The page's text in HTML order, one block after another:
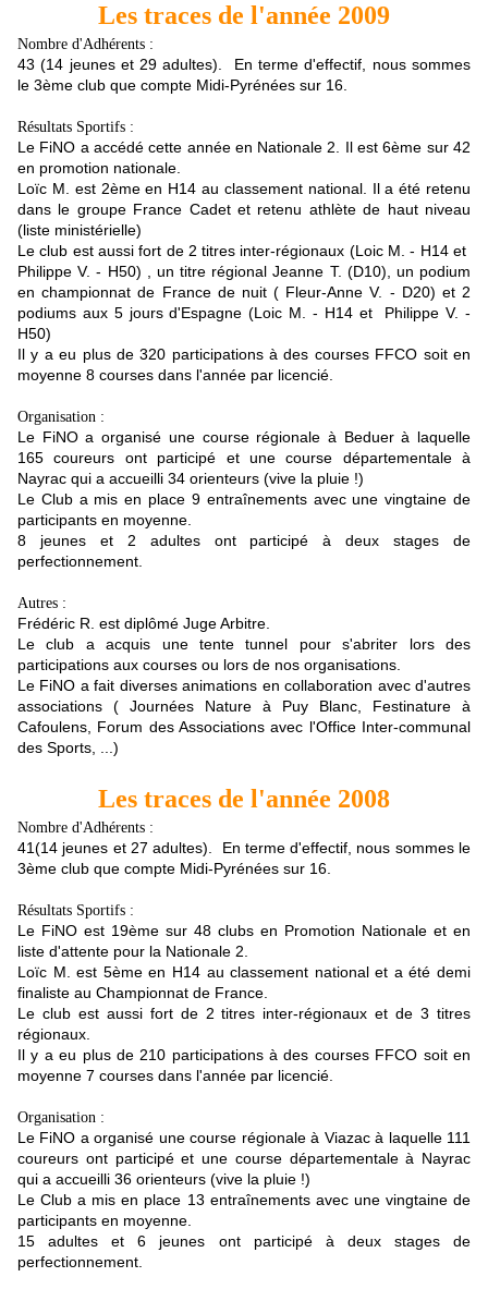
Les traces de l'année 2009
Nombre d'Adhérents :
43 (14 jeunes et 29 adultes). En terme d'effectif, nous sommes
le 3ème club que compte Midi-Pyrénées sur 16.
Résultats Sportifs :
Le FiNO a accédé cette année en Nationale 2. Il est 6ème sur 42
en promotion nationale.
Loïc M. est 2ème en H14 au classement national. Il a été retenu
dans le groupe France Cadet et retenu athlète de haut niveau
(liste ministérielle)
Le club est aussi fort de 2 titres inter-régionaux (Loic M. - H14 et
Philippe V. - H50) , un titre régional Jeanne T. (D10), un podium
en championnat de France de nuit ( Fleur-Anne V. - D20) et 2
podiums aux 5 jours d'Espagne (Loic M. - H14 et Philippe V. -
H50)
Il y a eu plus de 320 participations à des courses FFCO soit en
moyenne 8 courses dans l'année par licencié.
Organisation :
Le FiNO a organisé une course régionale à Beduer à laquelle
165 coureurs ont participé et une course départementale à
Nayrac qui a accueilli 34 orienteurs (vive la pluie !)
Le Club a mis en place 9 entraînements avec une vingtaine de
participants en moyenne.
8 jeunes et 2 adultes ont participé à deux stages de
perfectionnement.
Autres :
Frédéric R. est diplômé Juge Arbitre.
Le club a acquis une tente tunnel pour s'abriter lors des
participations aux courses ou lors de nos organisations.
Le FiNO a fait diverses animations en collaboration avec d'autres
associations ( Journées Nature à Puy Blanc, Festinature à
Cafoulens, Forum des Associations avec l'Office Inter-communal
des Sports, ...)
Les traces de l'année 2008
Nombre d'Adhérents :
41(14 jeunes et 27 adultes). En terme d'effectif, nous sommes le
3ème club que compte Midi-Pyrénées sur 16.
Résultats Sportifs :
Le FiNO est 19ème sur 48 clubs en Promotion Nationale et en
liste d'attente pour la Nationale 2.
Loïc M. est 5ème en H14 au classement national et a été demi
finaliste au Championnat de France.
Le club est aussi fort de 2 titres inter-régionaux et de 3 titres
régionaux.
Il y a eu plus de 210 participations à des courses FFCO soit en
moyenne 7 courses dans l'année par licencié.
Organisation :
Le FiNO a organisé une course régionale à Viazac à laquelle 111
coureurs ont participé et une course départementale à Nayrac
qui a accueilli 36 orienteurs (vive la pluie !)
Le Club a mis en place 13 entraînements avec une vingtaine de
participants en moyenne.
15 adultes et 6 jeunes ont participé à deux stages de
perfectionnement.